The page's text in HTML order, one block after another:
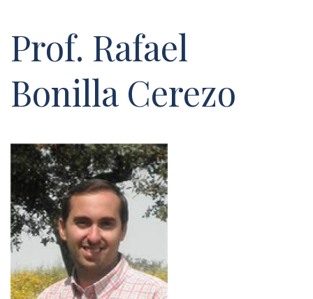
Prof. Rafael
Bonilla Cerezo